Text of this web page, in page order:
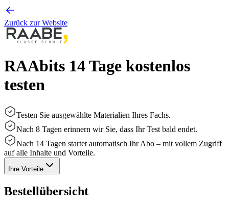
Zurück zur Website
RAAbits 14 Tage kostenlos
testen
Testen Sie ausgewählte Materialien Ihres Fachs.
Nach 8 Tagen erinnern wir Sie, dass Ihr Test bald endet.
Nach 14 Tagen startet automatisch Ihr Abo – mit vollem Zugriff
auf alle Inhalte und Vorteile.
Ihre Vorteile
Bestellübersicht